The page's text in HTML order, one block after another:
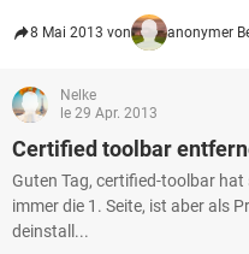
8 Mai 2013 von anonymer
Nelke
le 29 Apr. 2013
Certified toolbar
Guten Tag, certified-toolbar hat
immer die 1. Seite, ist aber als
deinstall...